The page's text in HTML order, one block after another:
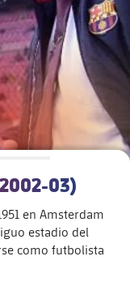
03)
en Amsterdam
estadio del
como futbolista